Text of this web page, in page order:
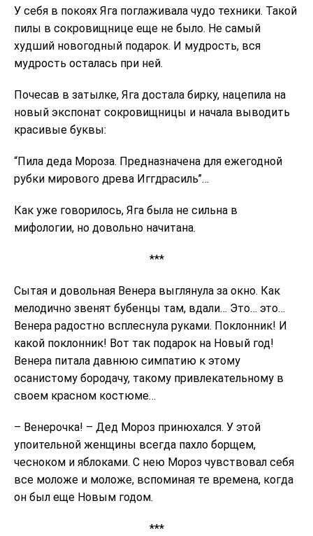
У себя в покоях Яга поглаживала чудо техники. Такой
пилы в сокровищнице еще не было. Не самый
худший новогодный подарок. И мудрость, вся
мудрость осталась при ней.
Почесав в затылке, Яга достала бирку, нацепила на
новый экспонат сокровищницы и начала выводить
красивые буквы:
“Пила деда Мороза. Предназначена для ежегодной
рубки мирового древа Иггдрасиль”…
Как уже говорилось, Яга была не сильна в
мифологии, но довольно начитана.
***
Сытая и довольная Венера выглянула за окно. Как
мелодично звенят бубенцы там, вдали… Это… это…
Венера радостно всплеснула руками. Поклонник! И
какой поклонник! Вот так подарок на Новый год!
Венера питала давнюю симпатию к этому
осанистому бородачу, такому привлекательному в
своем красном костюме…
– Венерочка! – Дед Мороз принюхался. У этой
упоительной женщины всегда пахло борщем,
чесноком и яблоками. С нею Мороз чувствовал себя
все моложе и моложе, вспоминая те времена, когда
он был еще Новым годом.
***